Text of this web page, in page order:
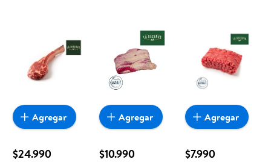
$24.990
Agregar
$10.990
Agregar
$7.990
Agregar